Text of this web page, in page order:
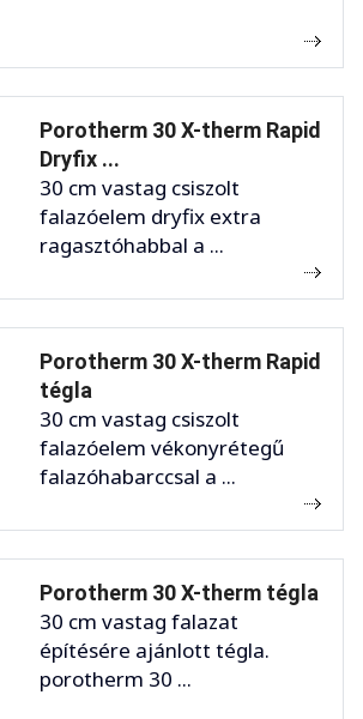
Porotherm 30 X-therm Rapid
Dryfix ...
30 cm vastag csiszolt
falazóelem dryfix extra
ragasztóhabbal a ...
Porotherm 30 X-therm Rapid
tégla
30 cm vastag csiszolt
falazóelem vékonyrétegű
falazóhabarccsal a ...
Porotherm 30 X-therm tégla
30 cm vastag falazat
építésére ajánlott tégla.
porotherm 30 ...